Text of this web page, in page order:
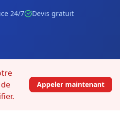
24/7
Devis gratuit
Appeler maintenant